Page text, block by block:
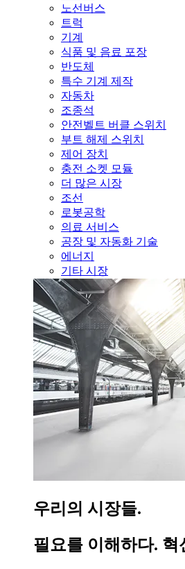
노선버스
트럭
기계
식품 및 음료 포장
반도체
특수 기계 제작
자동차
조종석
안전벨트 버클 스위치
부트 해제 스위치
제어 장치
충전 소켓 모듈
더 많은 시장
조선
로봇공학
의료 서비스
공장 및 자동화 기술
에너지
기타 시장
우리의 시장들.
필요를 이해하다. 혁